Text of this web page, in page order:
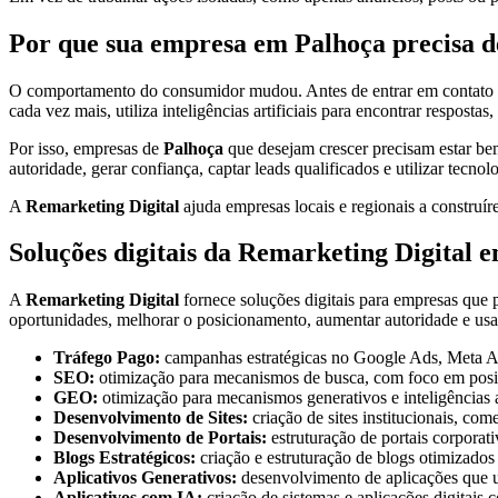
Por que sua empresa em Palhoça precisa
O comportamento do consumidor mudou. Antes de entrar em
cada vez mais, utiliza inteligências artificiais para encontrar
Por isso, empresas de Palhoça que desejam crescer precisam estar
autoridade, gerar confiança, captar leads qualificados e utilizar
A Remarketing Digital ajuda empresas locais e regionais a
Soluções digitais da Remarketing Digital
A Remarketing Digital fornece soluções digitais para empresas
oportunidades, melhorar o posicionamento, aumentar autoridade e
Tráfego Pago: campanhas estratégicas no Google Ads, Meta
SEO: otimização para mecanismos de busca, com foco em
GEO: otimização para mecanismos generativos e
Desenvolvimento de Sites: criação de sites institucionais,
Desenvolvimento de Portais: estruturação de portais
Blogs Estratégicos: criação e estruturação de blogs
Aplicativos Generativos: desenvolvimento de aplicações